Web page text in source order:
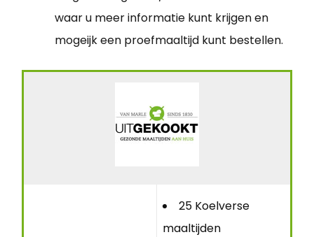
waar u meer informatie kunt krijgen en
mogeijk een proefmaaltijd kunt bestellen.
25 Koelverse
maaltijden